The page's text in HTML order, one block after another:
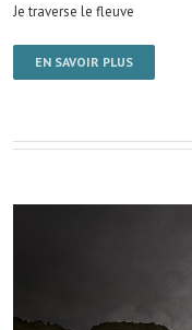
Je traverse le fleuve
EN SAVOIR PLUS